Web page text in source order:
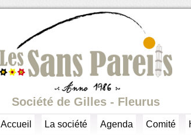
Société de Gilles - Fleurus
Accueil La société Agenda Comité